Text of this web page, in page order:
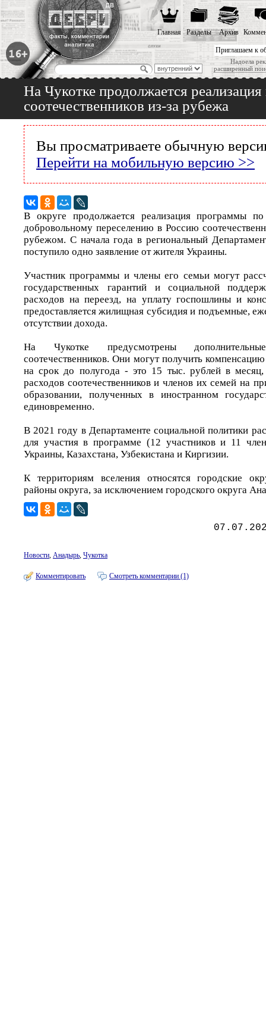
Приглашаем к
Надоела
расширенный
Главная Разделы Архив
На Чукотке продолжается
соотечественников из-за рубежа
Вы просматриваете обычную
Перейти на мобильную версию >>
В округе продолжается реализация программы
добровольному переселению в Россию
рубежом. С начала года в региональный
поступило одно заявление от жителя Украины.
Участник программы и члены его семьи могут
государственных гарантий и социальной
расходов на переезд, на уплату госпошлины и
предоставляется жилищная субсидия и подъемные,
отсутствии дохода.
На Чукотке предусмотрены
соотечественников. Они могут получить
на срок до полугода - это 15 тыс. рублей в
расходов соотечественников и членов их семей на
образовании, полученных в иностранном
единовременно.
В 2021 году в Департаменте социальной политики
для участия в программе (12 участников и 11
Украины, Казахстана, Узбекистана и Киргизии.
К территориям вселения относятся городские
районы округа, за исключением городского округа
Новости, Анадырь, Чукотка
Комментировать Смотреть комментарии (1)